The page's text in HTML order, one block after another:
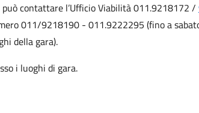
contattare l’Ufficio Viabilità 011.9218172 /
011/9218190 - 011.9222295 (fino a
della gara).
i luoghi di gara.